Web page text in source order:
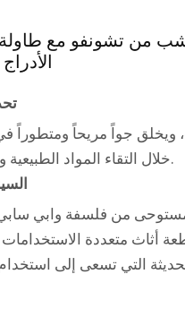
من تشونفو مع طاولة
ويخلق جواً مريحاً ومتطوراً
خلال التقاء المواد الطبيعية والخطوط البسيطة.
من فلسفة وابي
أثاث متعددة الاستخدامات